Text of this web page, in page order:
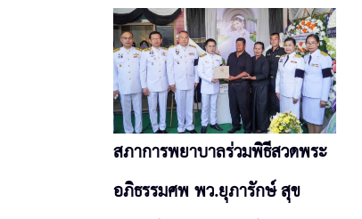
สภาการพยาบาลร่วมพิธีสวดพระ
อภิธรรมศพ พว.ยุภารักษ์ สุข